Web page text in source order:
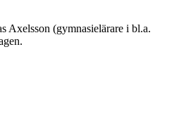
Axelsson (gymnasielärare i bl.a.